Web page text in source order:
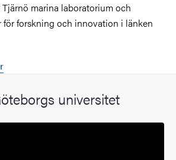
marina laboratorium och
för forskning och innovation i länken
universitet